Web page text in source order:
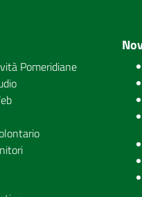
Pomeridiane